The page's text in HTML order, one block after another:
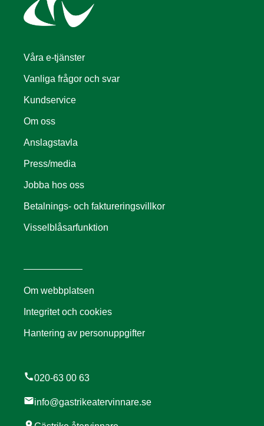
Våra e-tjänster
Vanliga frågor och svar
Kundservice
Om oss
Anslagstavla
Press/media
Jobba hos oss
Betalnings- och faktureringsvillkor
Visselblåsarfunktion
Om webbplatsen
Integritet och cookies
Hantering av personuppgifter
call020-63 00 63
mailinfo@gastrikeatervinnare.se